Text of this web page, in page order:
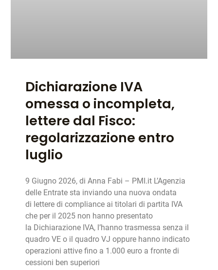
Dichiarazione IVA
omessa o incompleta,
lettere dal Fisco:
regolarizzazione entro
luglio
9 Giugno 2026, di Anna Fabi – PMI.it L’Agenzia
delle Entrate sta inviando una nuova ondata
di lettere di compliance ai titolari di partita IVA
che per il 2025 non hanno presentato
la Dichiarazione IVA, l’hanno trasmessa senza il
quadro VE o il quadro VJ oppure hanno indicato
operazioni attive fino a 1.000 euro a fronte di
cessioni ben superiori